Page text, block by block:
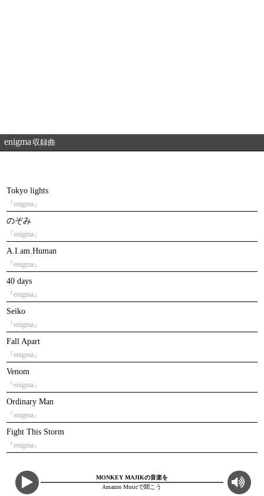
enigma 収録曲
Tokyo lights
『enigma』
のぞみ
『enigma』
A.I.am.Human
『enigma』
40 days
『enigma』
Seiko
『enigma』
Fall Apart
『enigma』
Venom
『enigma』
Ordinary Man
『enigma』
Fight This Storm
『enigma』
MONKEY MAJIKの音楽を
Amazon Musicで聞こう